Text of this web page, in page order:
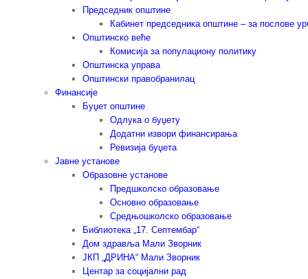
Председник општине
Кабинет председника општине – за послове
Општинско веће
Комисија за популациону политику
Општинска управа
Општински правобранилац
Финансије
Буџет општине
Одлука о буџету
Додатни извори финансирања
Ревизија буџета
Јавне установе
Образовне установе
Предшколско образовање
Основно образовање
Средњошколско образовање
Библиотека „17. Септембар“
Дом здравља Мали Зворник
ЈКП „ДРИНА“ Мали Зворник
Центар за социјални рад